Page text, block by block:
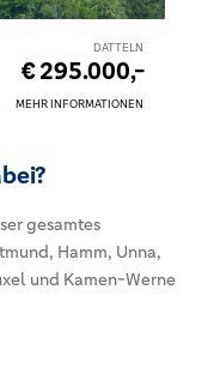
DATTELN
€ 295.000,-
MEHR INFORMATIONEN
gesamtes
Hamm, Unna,
und Kamen-Werne